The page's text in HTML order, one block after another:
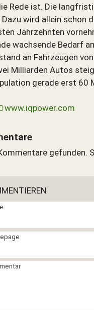
Rede ist. Die
Dazu wird allein
Jahrzehnten
wachsende Bedarf
an Fahrzeugen
Milliarden Autos
gerade erst 60
www.iqpower.com
gefunden.
SUCHEN
alles